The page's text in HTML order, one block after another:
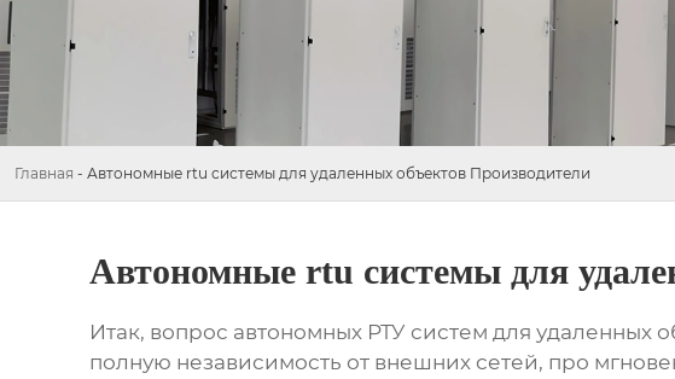
Главная - Автономные rtu системы для удаленных объектов Производители
Автономные rtu системы для
Итак, вопрос автономных РТУ систем для удаленных
полную независимость от внешних сетей, про